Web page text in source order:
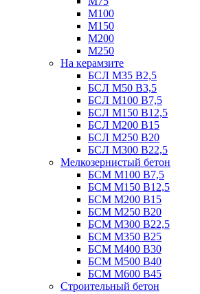
М100
М150
М200
М250
На керамзите
БСЛ М35 B2,5
БСЛ М50 В3,5
БСЛ М100 В7,5
БСЛ М150 В12,5
БСЛ М200 В15
БСЛ М250 В20
БСЛ М300 В22,5
Мелкозернистый бетон
БСМ М100 B7,5
БСМ М150 B12,5
БСМ М200 B15
БСМ М250 B20
БСМ М300 B22,5
БСМ М350 B25
БСМ М400 B30
БСМ М500 B40
БСМ М600 B45
Строительный бетон